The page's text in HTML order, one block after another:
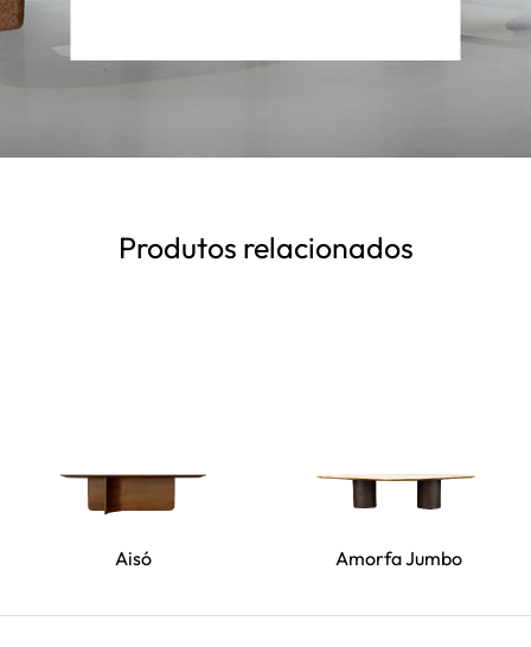
Produtos relacionados
Aisó Amorfa Jumbo